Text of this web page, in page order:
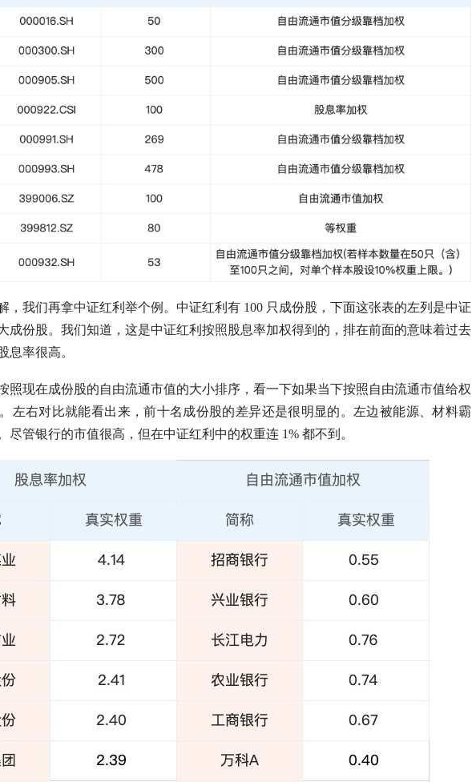
，我们再拿中证红利 举个例。 中证红利 有 100 只成份股，下面这张表的左列是中证
成份股。我们知道，这是中证红利 按照 股息率加权得到的，排在前面的意味着过去
股息率很高。
照现在成份股的自由流通市值的大小排序，看一下如果当下按照自由流通市值给权
左右对比就能看出来，前十名成份股的差异还是很明显的。左边被能源、材料霸
尽管银行的市值很高，但在中证红利 中的权重连 1% 都不到。